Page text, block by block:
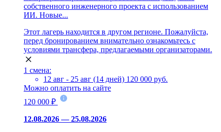
собственного инженерного проекта с использованием
ИИ. Новые...
Этот лагерь находится в другом регионе. Пожалуйста,
перед бронированием внимательно ознакомьтесь с
условиями трансфера, предлагаемыми организаторами.
1 смена:
12 авг - 25 авг (14 дней) 120 000 руб.
Можно оплатить на сайте
120 000 ₽
12.08.2026 — 25.08.2026